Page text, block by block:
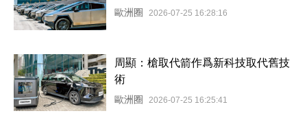
歐洲圈 2026-07-25 16:28:16
周顯：槍取代箭作爲新科技取代舊技
術
歐洲圈 2026-07-25 16:25:41